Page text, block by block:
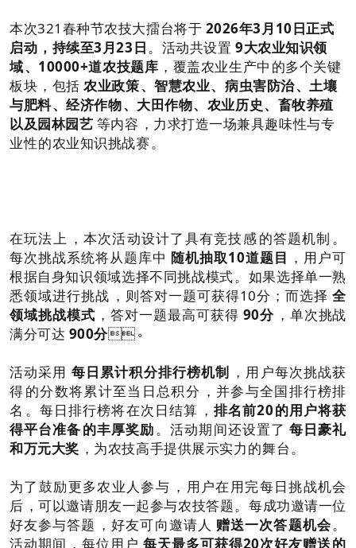
本次321春种节农技大擂台将于 2026年3月10日正式
启动，持续至3月23日。活动共设置 9大农业知识领
域、10000+道农技题库 ，覆盖农业生产中的多个关键
板块，包括农业政策、智慧农业、病虫害防治、土壤
与肥料、经济作物、大田作物、农业历史、畜牧养殖
以及园林园艺 等内容，力求打造一场兼具趣味性与专
业性的农业知识挑战赛。
在玩法上，本次活动设计了具有竞技感的答题机制。
每次挑战系统将从题库中随机抽取10道题目 ，用户可
根据自身知识领域选择不同挑战模式。如果选择单一熟
悉领域进行挑战，则答对一题可获得10分；而选择全
领域挑战模式 ，答对一题最高可获得 90分 ，单次挑战
满分可达 900分。
活动采用 每日累计积分排行榜机制 ，用户每次挑战获
得的分数将累计至当日总积分，并参与全国排行榜排
名。每日排行榜将在次日结算， 排名前20的用户将获
得平台准备的丰厚奖励。活动期间还设置了每日豪礼
和万元大奖 ，为农技高手提供展示实力的舞台。
为了鼓励更多农业人参与，用户在用完每日挑战机会
后，可以邀请朋友一起参与农技答题。每成功邀请一位
好友参与答题，好友可向邀请人 赠送一次答题机会。
活动期间，每位用户每天最多可获得20次好友赠送的